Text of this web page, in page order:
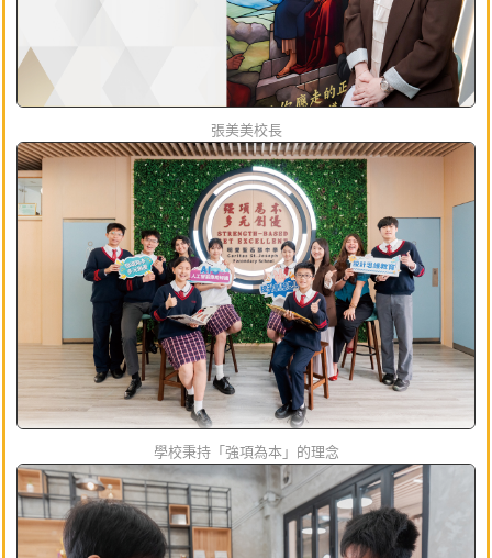
張美美校長
學校秉持「強項為本」的理念